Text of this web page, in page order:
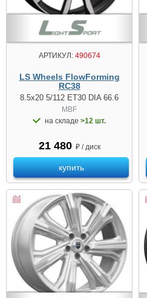
АРТИКУЛ:490674
LS Wheels FlowForming
RC38
8.5x20 5/112 ET30 DIA 66.6
MBF
на складе >12 шт.
21 480 ₽ / диск
купить